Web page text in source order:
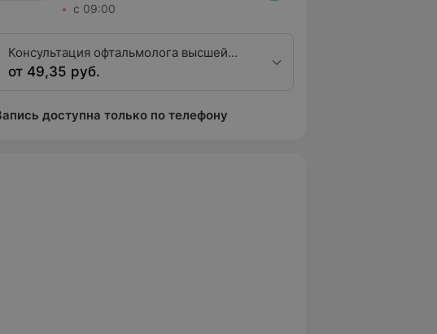
с 09:00
Консультация офтальмолога высшей
квалификационной категории
от 49,35 руб.
доступна только по телефону